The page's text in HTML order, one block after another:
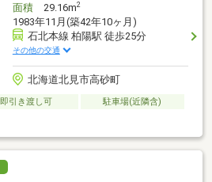
面積29.16m2
1983年11月(築42年10ヶ月)
石北本線 柏陽駅 徒歩25分
その他の交通
北海道北見市高砂町
即引き渡し可
駐車場(近隣含)